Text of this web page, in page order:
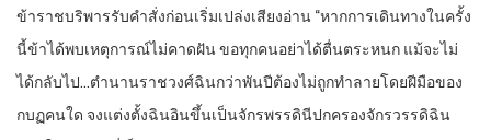
ข้าราชบริพารรับคำสั่งก่อนเริ่มเปล่งเสียงอ่าน “หากการเดินทางในครั้ง
นี้ข้าได้พบเหตุการณ์ไม่คาดฝัน ขอทุกคนอย่าได้ตื่นตระหนก แม้จะไม่
ได้กลับไป…ตำนานราชวงศ์ฉินกว่าพันปีต้องไม่ถูกทำลายโดยฝีมือของ
กบฏคนใด จงแต่งตั้งฉินอินขึ้นเป็นจักรพรรดินีปกครองจักรวรรดิฉิน